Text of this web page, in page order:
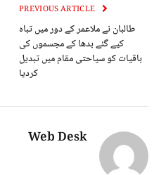
طالبان نے ملاعمر کے دور میں تباہ
کیے گئے بدھا کے مجسموں کی
باقیات کو سیاحتی مقام میں تبدیل
کردیا
Web Desk